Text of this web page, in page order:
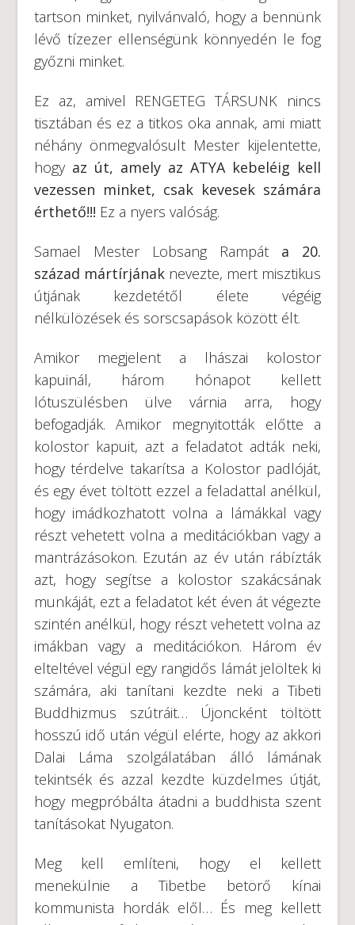
tartson minket, nyilvánvaló, hogy a bennünk
lévő tízezer ellenségünk könnyedén le fog
győzni minket.
Ez az, amivel RENGETEG TÁRSUNK nincs
tisztában és ez a titkos oka annak, ami miatt
néhány önmegvalósult Mester kijelentette,
hogy az út, amely az ATYA kebeléig kell
vezessen minket, csak kevesek számára
érthető!!! Ez a nyers valóság.
Samael Mester Lobsang Rampát a 20.
század mártírjának nevezte, mert misztikus
útjának kezdetétől élete végéig
nélkülözések és sorscsapások között élt.
Amikor megjelent a lhászai kolostor
kapuinál, három hónapot kellett
lótuszülésben ülve várnia arra, hogy
befogadják. Amikor megnyitották előtte a
kolostor kapuit, azt a feladatot adták neki,
hogy térdelve takarítsa a Kolostor padlóját,
és egy évet töltött ezzel a feladattal anélkül,
hogy imádkozhatott volna a lámákkal vagy
részt vehetett volna a meditációkban vagy a
mantrázásokon. Ezután az év után rábízták
azt, hogy segítse a kolostor szakácsának
munkáját, ezt a feladatot két éven át végezte
szintén anélkül, hogy részt vehetett volna az
imákban vagy a meditációkon. Három év
elteltével végül egy rangidős lámát jelöltek ki
számára, aki tanítani kezdte neki a Tibeti
Buddhizmus szútráit… Újoncként töltött
hosszú idő után végül elérte, hogy az akkori
Dalai Láma szolgálatában álló lámának
tekintsék és azzal kezdte küzdelmes útját,
hogy megpróbálta átadni a buddhista szent
tanításokat Nyugaton.
Meg kell említeni, hogy el kellett
menekülnie a Tibetbe betörő kínai
kommunista hordák elől… És meg kellett